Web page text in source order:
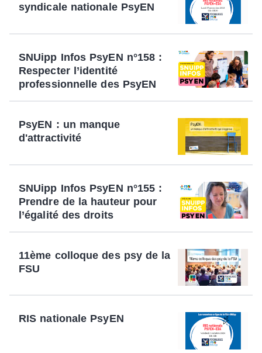
syndicale nationale PsyEN
SNUipp Infos PsyEN n°158 :
Respecter l’identité
professionnelle des PsyEN
PsyEN : un manque
d'attractivité
SNUipp Infos PsyEN n°155 :
Prendre de la hauteur pour
l’égalité des droits
11ème colloque des psy de la
FSU
RIS nationale PsyEN